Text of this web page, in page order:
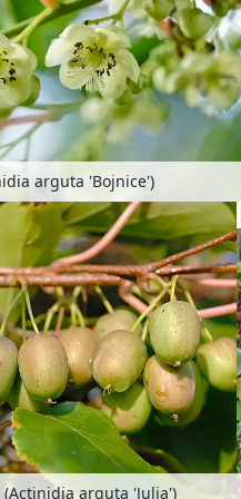
arguta 'Bojnice')
arguta 'Julia')